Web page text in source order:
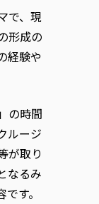
ス）
報公開
程
程攻 修士課程
攻 修士課程
願い
育研究年報一覧
ド解消に向けた産
践
リア教育TOP
で、現
形成の
経験や
の時間
ルージ
が取り
なるみ
す。